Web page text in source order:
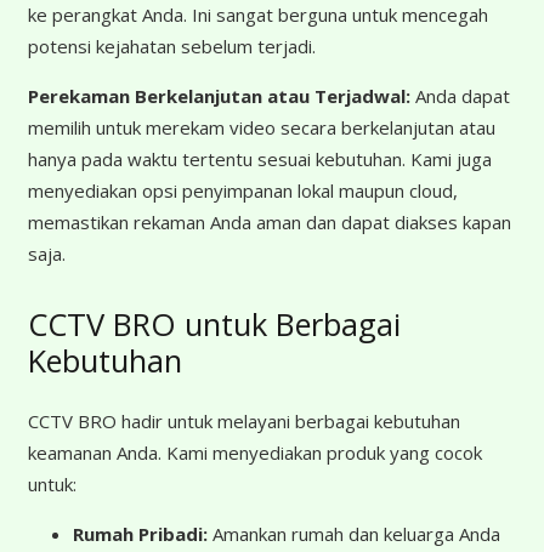
ke perangkat Anda. Ini sangat berguna untuk mencegah
potensi kejahatan sebelum terjadi.
Perekaman Berkelanjutan atau Terjadwal:Anda dapat
memilih untuk merekam video secara berkelanjutan atau
hanya pada waktu tertentu sesuai kebutuhan. Kami juga
menyediakan opsi penyimpanan lokal maupun cloud,
memastikan rekaman Anda aman dan dapat diakses kapan
saja.
CCTV BRO untuk Berbagai
Kebutuhan
CCTV BRO hadir untuk melayani berbagai kebutuhan
keamanan Anda. Kami menyediakan produk yang cocok
untuk:
Rumah Pribadi: Amankan rumah dan keluarga Anda